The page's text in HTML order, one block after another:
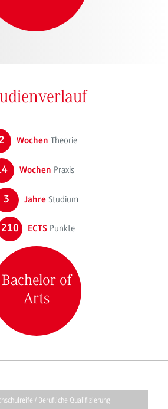
Wochen Theorie
Wochen Praxis
3 Jahre Studium
210 ECTS Punkte
Bachelor of
Arts
/ Berufliche Qualifizierung